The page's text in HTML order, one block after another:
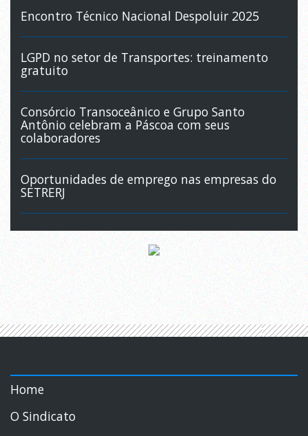
Encontro Técnico Nacional Despoluir 2025
LGPD no setor de Transportes: treinamento
gratuito
Consórcio Transoceânico e Grupo Santo
Antônio celebram a Páscoa com seus
colaboradores
Oportunidades de emprego nas empresas do
SETRERJ
Home
O Sindicato